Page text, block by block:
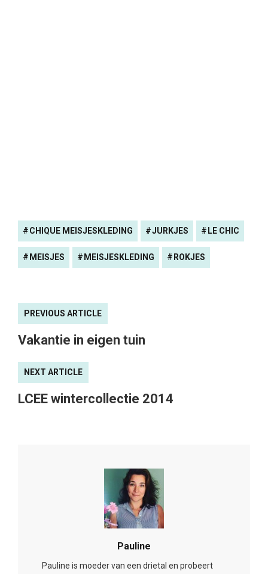
CHIQUE MEISJESKLEDING JURKJES LE CHIC
MEISJES MEISJESKLEDING ROKJES
PREVIOUS ARTICLE
Vakantie in eigen tuin
NEXT ARTICLE
LCEE wintercollectie 2014
Pauline
Pauline is moeder van een drietal en probeert